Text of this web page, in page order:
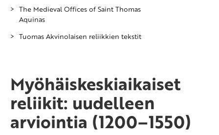
The Medieval Offices of Saint Thomas
Aquinas
Tuomas Akvinolaisen reliikkien tekstit
Myöhäiskeskiaikaiset
reliikit: uudelleen
arviointia (1200–1550)